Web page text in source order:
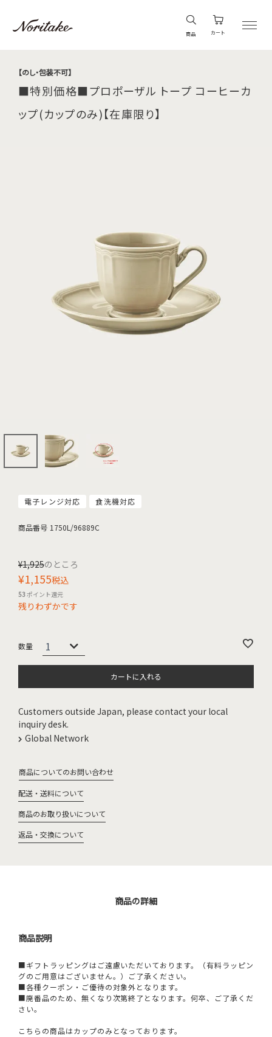
商品 カート
【のし・包装不可】
■特別価格■プロポーザル トープ コーヒーカ
ップ(カップのみ)【在庫限り】
電子レンジ対応 食洗機対応
商品番号 1750L/96889C
¥1,925のところ
¥1,155税込
53ポイント還元
残りわずかです
カートに入れる
Customers outside Japan, please contact your local
inquiry desk.
Global Network
商品についてのお問い合わせ
配送・送料について
商品のお取り扱いについて
返品・交換について
商品の詳細
商品説明
■ギフトラッピングはご遠慮いただいております。（有料ラッピン
グのご用意はございません。）ご了承ください。
■各種クーポン・ご優待の対象外となります。
■廃番品のため、無くなり次第終了となります。何卒、ご了承くだ
さい。
こちらの商品はカップのみとなっております。